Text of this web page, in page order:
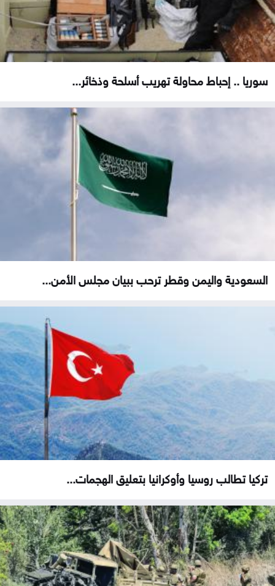
سوريا .. إحباط محاولة تهريب أسلحة وذخائر...
السعودية واليمن وقطر ترحب ببيان مجلس الأمن...
تركيا تطالب روسيا وأوكرانيا بتعليق الهجمات...